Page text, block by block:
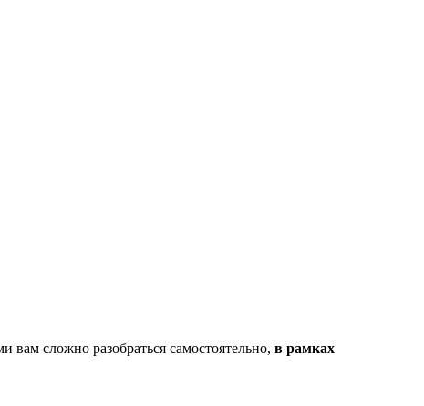
вам сложно разобраться самостоятельно, в рамках